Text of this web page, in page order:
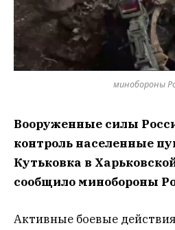
минобороны
Вооруженные силы
контроль населенные
Кутьковка в
сообщило минобороны
Активные боевые